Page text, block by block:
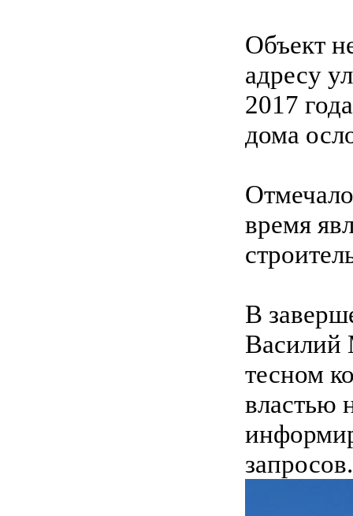
Объект
адресу
2017
дома
время
В
Василий
тесном
властью
запросов.